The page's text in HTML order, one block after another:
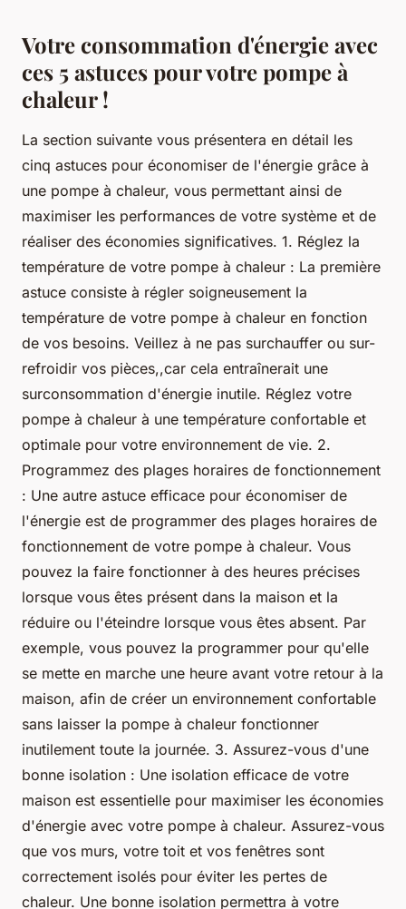
Votre consommation d'énergie avec
ces 5 astuces pour votre pompe à
chaleur !
La section suivante vous présentera en détail les
cinq astuces pour économiser de l'énergie grâce à
une pompe à chaleur, vous permettant ainsi de
maximiser les performances de votre système et de
réaliser des économies significatives. 1. Réglez la
température de votre pompe à chaleur : La première
astuce consiste à régler soigneusement la
température de votre pompe à chaleur en fonction
de vos besoins. Veillez à ne pas surchauffer ou sur-
refroidir vos pièces,,car cela entraînerait une
surconsommation d'énergie inutile. Réglez votre
pompe à chaleur à une température confortable et
optimale pour votre environnement de vie. 2.
Programmez des plages horaires de fonctionnement
: Une autre astuce efficace pour économiser de
l'énergie est de programmer des plages horaires de
fonctionnement de votre pompe à chaleur. Vous
pouvez la faire fonctionner à des heures précises
lorsque vous êtes présent dans la maison et la
réduire ou l'éteindre lorsque vous êtes absent. Par
exemple, vous pouvez la programmer pour qu'elle
se mette en marche une heure avant votre retour à la
maison, afin de créer un environnement confortable
sans laisser la pompe à chaleur fonctionner
inutilement toute la journée. 3. Assurez-vous d'une
bonne isolation : Une isolation efficace de votre
maison est essentielle pour maximiser les économies
d'énergie avec votre pompe à chaleur. Assurez-vous
que vos murs, votre toit et vos fenêtres sont
correctement isolés pour éviter les pertes de
chaleur. Une bonne isolation permettra à votre